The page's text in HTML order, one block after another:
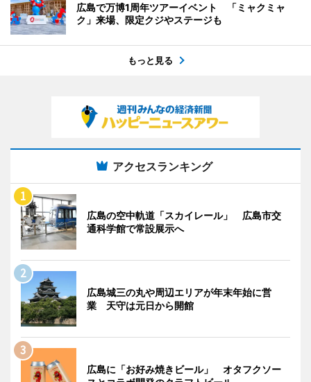
広島で万博1周年ツアーイベント 「ミャクミャ
ク」来場、限定クジやステージも
もっと見る
アクセスランキング
広島の空中軌道「スカイレール」 広島市交
通科学館で常設展示へ
広島城三の丸や周辺エリアが年末年始に営
業 天守は元日から開館
広島に「お好み焼きビール」 オタフクソー